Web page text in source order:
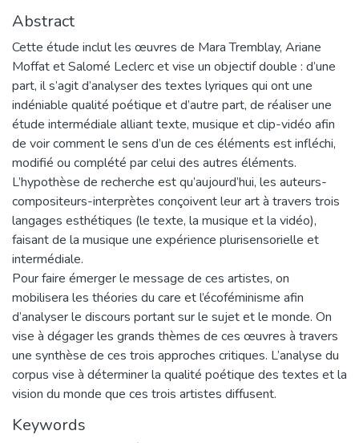
Abstract
Cette étude inclut les œuvres de Mara Tremblay, Ariane
Moffat et Salomé Leclerc et vise un objectif double : d’une
part, il s’agit d’analyser des textes lyriques qui ont une
indéniable qualité poétique et d’autre part, de réaliser une
étude intermédiale alliant texte, musique et clip-vidéo afin
de voir comment le sens d’un de ces éléments est infléchi,
modifié ou complété par celui des autres éléments.
L’hypothèse de recherche est qu’aujourd’hui, les auteurs-
compositeurs-interprètes conçoivent leur art à travers trois
langages esthétiques (le texte, la musique et la vidéo),
faisant de la musique une expérience plurisensorielle et
intermédiale.
Pour faire émerger le message de ces artistes, on
mobilisera les théories du care et l’écoféminisme afin
d’analyser le discours portant sur le sujet et le monde. On
vise à dégager les grands thèmes de ces œuvres à travers
une synthèse de ces trois approches critiques. L’analyse du
corpus vise à déterminer la qualité poétique des textes et la
vision du monde que ces trois artistes diffusent.
Keywords